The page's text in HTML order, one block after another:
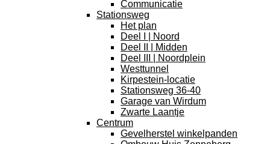
Communicatie
Stationsweg
Het plan
Deel I | Noord
Deel II | Midden
Deel III | Noordplein
Westtunnel
Kirpestein-locatie
Stationsweg 36-40
Garage van Wirdum
Zwarte Laantje
Centrum
Gevelherstel winkelpanden